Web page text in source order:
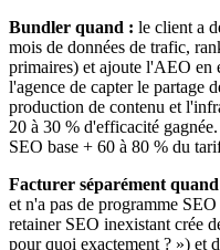
Bundler quand : le client a
mois de données de trafic,
primaires) et ajoute l'AEO en
l'agence de capter le partage
production de contenu et
20 à 30 % d'efficacité
SEO base + 60 à 80 % du
Facturer séparément
et n'a pas de programme
retainer SEO inexistant crée
pour quoi exactement ? ») et